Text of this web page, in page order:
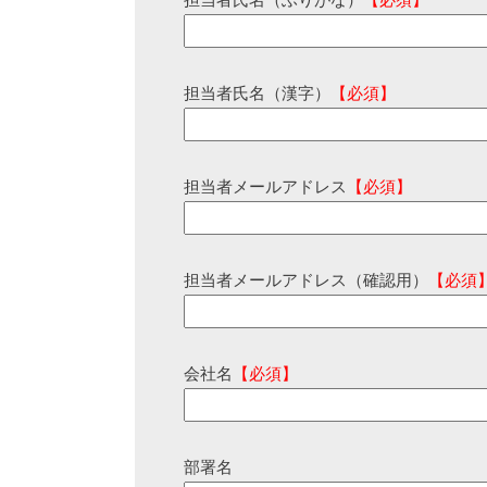
担当者氏名（漢字） 【必須】
担当者メールアドレス 【必須】
担当者メールアドレス（確認用） 【必須
会社名 【必須】
部署名